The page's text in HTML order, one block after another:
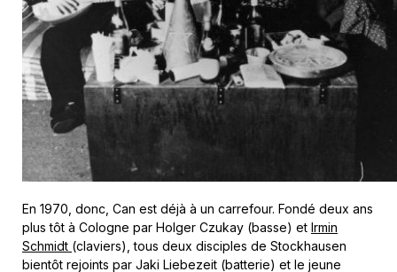
En 1970, donc, Can est déjà à un carrefour. Fondé deux ans
plus tôt à Cologne par Holger Czukay (basse) et Irmin
Schmidt (claviers), tous deux disciples de Stockhausen
bientôt rejoints par Jaki Liebezeit (batterie) et le jeune